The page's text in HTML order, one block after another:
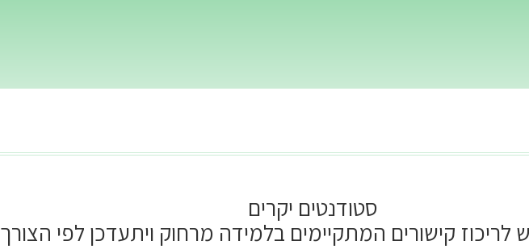
סטודנטים יקרים
קישורים המתקיימים בלמידה מרחוק ויתעדכן לפי הצורך